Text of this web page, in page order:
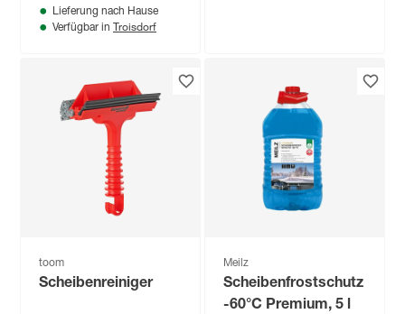
Lieferung nach Hause
Verfügbar in Troisdorf
toom
Scheibenreiniger
Meilz
Scheibenfrostschutz
-60°C Premium, 5 l